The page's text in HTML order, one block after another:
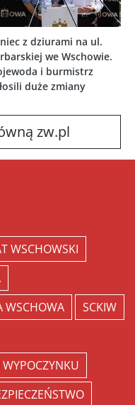
z dziurami na ul.
we Wschowie.
i burmistrz
duże zmiany
zw.pl
WSCHOWSKI
WSCHOWA
SCKIW